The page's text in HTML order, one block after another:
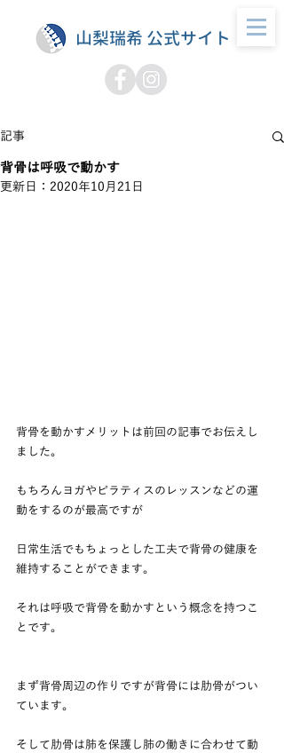
山梨瑞希 公式サイト
記事
背骨は呼吸で動かす
更新日： 2020年10月21日
背骨を動かすメリットは前回の記事でお伝えし
ました。
もちろんヨガやピラティスのレッスンなどの運
動をするのが最高ですが
日常生活でもちょっとした工夫で背骨の健康を
維持することができます。
それは呼吸で背骨を動かすという概念を持つこ
とです。
まず背骨周辺の作りですが背骨には肋骨がつい
ています。
そして肋骨は肺を保護し肺の働きに合わせて動